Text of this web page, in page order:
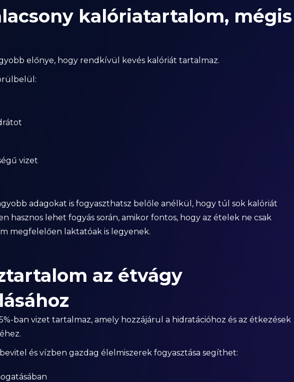
kalóriatartalom, mégis
előnye, hogy rendkívül kevés kalóriát tartalmaz.
vizet
adagokat is fogyaszthatsz belőle anélkül, hogy túl sok kalóriát
hasznos lehet fogyás során, amikor fontos, hogy az ételek ne csak
megfelelően laktatóak is legyenek.
az étvágy
ban vizet tartalmaz, amely hozzájárul a hidratációhoz és az étkezések
és vízben gazdag élelmiszerek fogyasztása segíthet: